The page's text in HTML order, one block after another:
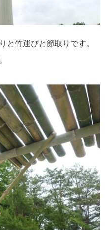
と竹運びと節取りです。